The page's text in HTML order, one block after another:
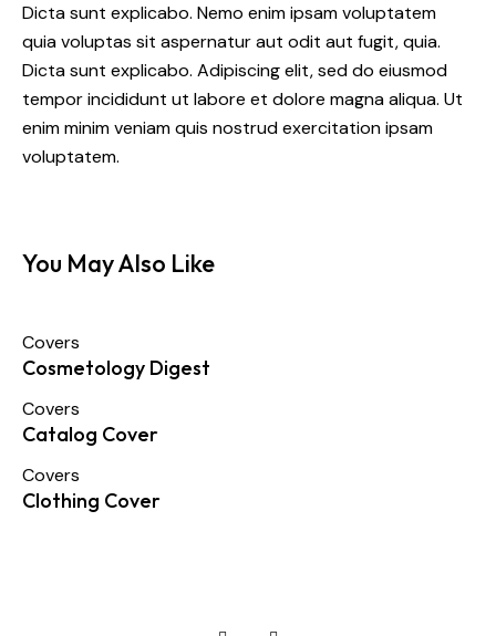
Dicta sunt explicabo. Nemo enim ipsam voluptatem
quia voluptas sit aspernatur aut odit aut fugit, quia.
Dicta sunt explicabo. Adipiscing elit, sed do eiusmod
tempor incididunt ut labore et dolore magna aliqua. Ut
enim minim veniam quis nostrud exercitation ipsam
voluptatem.
You May Also Like
Covers
Cosmetology Digest
Covers
Catalog Cover
Covers
Clothing Cover